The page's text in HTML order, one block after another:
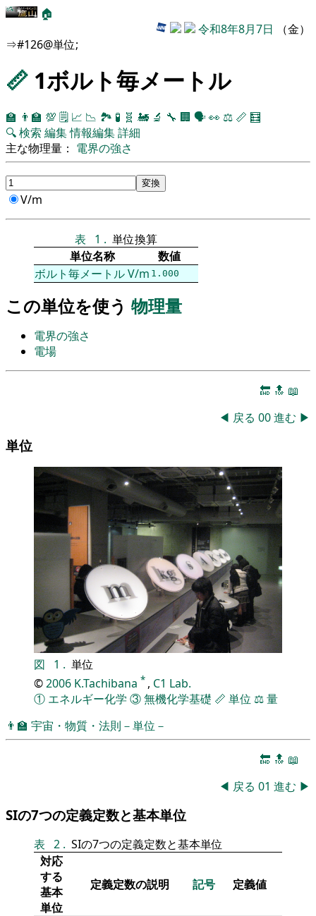
🏠
令和8年8月7日 （金）
⇒#126@単位;
📏 1ボルト毎メートル
🏫 👨‍🏫 💯 🗒️ 📈 📉 🏞 🧪 🧬 🚂 🔬 🔧 🏢 🗣️👀 ⚖️ 📏 🧮
🔍検索 編集情報編集詳細
主な物理量： 電界の強さ
V/m
表 1 . 単位換算
単位名称
数値
ボルト毎メートルV/m 1.000
この単位を使う 物理量
電界の強さ
電場
🔚 🔝 📖
◀ 戻る 00進む ▶
単位
図 1 . 単位
©2006 K.Tachibana * , C1 Lab.
① エネルギー化学 ③無機化学基礎 📏 単位 ⚖️量
👨‍🏫 宇宙・物質・法則－単位－
🔚 🔝 📖
◀ 戻る 01 進む ▶
SIの7つの定義定数と基本単位
表 2 . SIの7つの定義定数と基本単位
対応
する
基本
単位
定義定数の説明 記号 定義値